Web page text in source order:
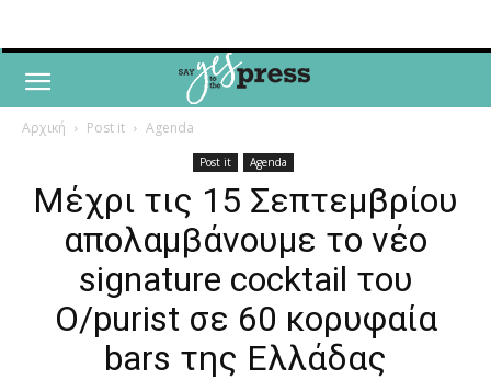
Αρχική Post it Agenda
Post it Agenda
Μέχρι τις 15 Σεπτεμβρίου
απολαμβάνουμε το νέο
signature cocktail του
O/purist σε 60 κορυφαία
bars της Ελλάδας